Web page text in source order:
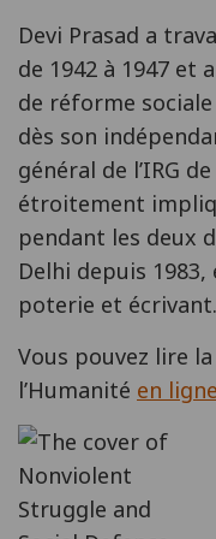
Devi Prasad a
de 1942 à 1947 et
de réforme
dès son
général de l’IRG
étroitement
pendant les deux
Delhi depuis
poterie et écrivant.
Vous pouvez lire
l’Humanité en